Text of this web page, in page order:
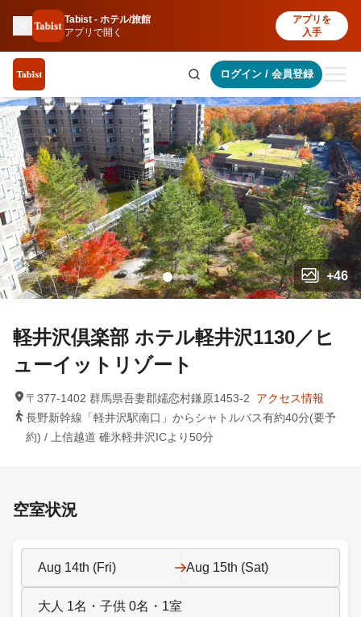
Tabist - ホテル/旅館
アプリで開く
アプリを
入手
ログイン/ 会員登録
+46
軽井沢倶楽部 ホテル軽井沢1130／ヒ
ューイットリゾート
〒377-1402 群馬県吾妻郡嬬恋村鎌原1453-2
アクセス情報
長野新幹線「軽井沢駅南口」からシャトルバス有約40分(要予
約) / 上信越道 碓氷軽井沢ICより50分
空室状況
Aug 14th (Fri) Aug 15th (Sat)
大人 1名・子供 0名・ 1室